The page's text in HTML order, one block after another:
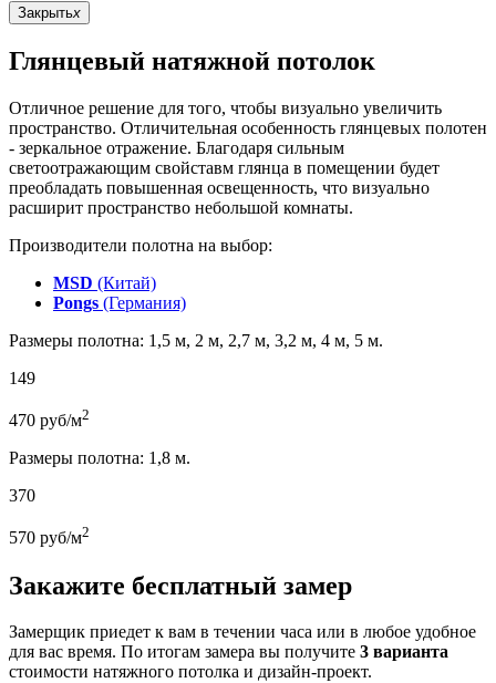
Закрытьx
Глянцевый натяжной потолок
Отличное решение для того, чтобы визуально увеличить
пространство. Отличительная особенность глянцевых полотен
- зеркальное отражение. Благодаря сильным
светоотражающим свойставм глянца в помещении будет
преобладать повышенная освещенность, что визуально
расширит пространство небольшой комнаты.
Производители полотна на выбор:
MSD (Китай)
Pongs (Германия)
Размеры полотна: 1,5 м, 2 м, 2,7 м, 3,2 м, 4 м, 5 м.
149
470 руб/м2
Размеры полотна: 1,8 м.
370
570 руб/м2
Закажите бесплатный замер
Замерщик приедет к вам в течении часа или в любое удобное
для вас время. По итогам замера вы получите 3 варианта
стоимости натяжного потолка и дизайн-проект.